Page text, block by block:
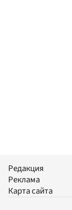
Редакция
Реклама
Карта сайта